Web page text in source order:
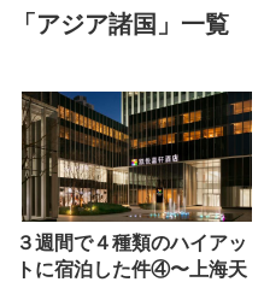
「 アジア諸国 」 一覧
３週間で４種類のハイアッ
トに宿泊した件④〜上海天